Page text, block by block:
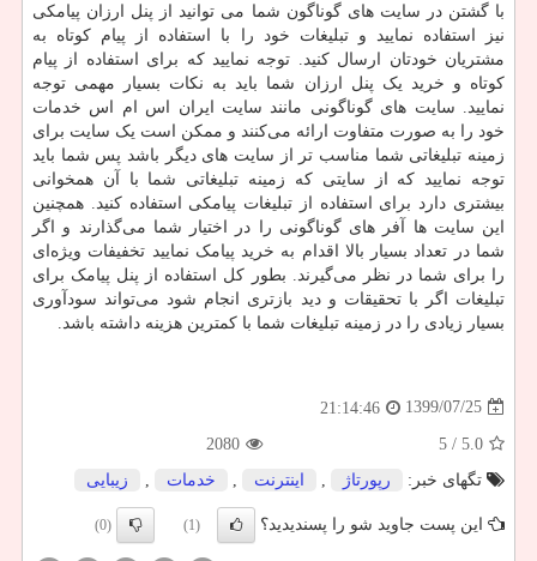
با گشتن در سایت ‌های گوناگون شما می توانید از پنل ارزان پیامکی
نیز استفاده نمایید و تبلیغات خود را با استفاده از پیام کوتاه به
مشتریان خودتان ارسال کنید. توجه نمایید که برای استفاده از پیام
کوتاه و خرید یک پنل ارزان شما باید به نکات بسیار مهمی توجه
نمایید. سایت‌ های گوناگونی مانند سایت ایران اس ام اس خدمات
خود را به صورت متفاوت ارائه می‌کنند و ممکن است یک سایت برای
زمینه تبلیغاتی شما مناسب ‌تر از سایت های دیگر باشد پس شما باید
توجه نمایید که از سایتی که زمینه تبلیغاتی شما با آن همخوانی
بیشتری دارد برای استفاده از تبلیغات پیامکی استفاده کنید. همچنین
این سایت‌ ها آفر های گوناگونی را در اختیار شما می‌گذارند و اگر
شما در تعداد بسیار بالا اقدام به خرید پیامک نمایید تخفیفات ویژه‌ای
را برای شما در نظر می‌گیرند. بطور کل استفاده از پنل پیامک برای
تبلیغات اگر با تحقیقات و دید بازتری انجام شود می‌تواند سودآوری
بسیار زیادی را در زمینه تبلیغات شما با کمترین هزینه داشته باشد.
1399/07/25
21:14:46
5.0
/ 5
2080
تگهای خبر:
رپورتاژ اینترنت خدمات زیبایی
این پست جاوید شو را پسندیدید؟ (1)
(0)